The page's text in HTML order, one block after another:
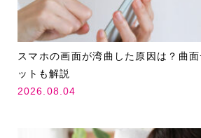
スマホの画面が湾曲した原因は？曲
ットも解説
2026.08.04